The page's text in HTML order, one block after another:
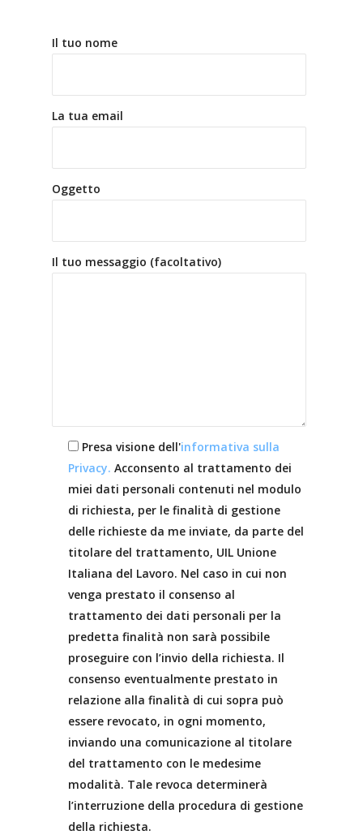
Il tuo nome
La tua email
Oggetto
Il tuo messaggio (facoltativo)
Presa visione dell'informativa sulla
Privacy. Acconsento al trattamento dei
miei dati personali contenuti nel modulo
di richiesta, per le finalità di gestione
delle richieste da me inviate, da parte del
titolare del trattamento, UIL Unione
Italiana del Lavoro. Nel caso in cui non
venga prestato il consenso al
trattamento dei dati personali per la
predetta finalità non sarà possibile
proseguire con l’invio della richiesta. Il
consenso eventualmente prestato in
relazione alla finalità di cui sopra può
essere revocato, in ogni momento,
inviando una comunicazione al titolare
del trattamento con le medesime
modalità. Tale revoca determinerà
l’interruzione della procedura di gestione
della richiesta.